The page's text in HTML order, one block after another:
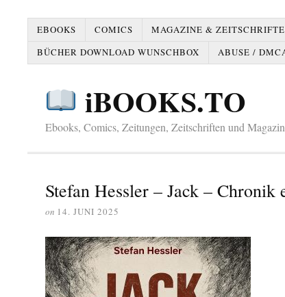
EBOOKS COMICS MAGAZINE &
BÜCHER DOWNLOAD WUNSCHBOX
ABUSE /
iBOOKS.TO
Ebooks, Comics, Zeitungen, Zeitschriften und
Stefan Hessler – Jack – Chronik
on 14. JUNI 2025